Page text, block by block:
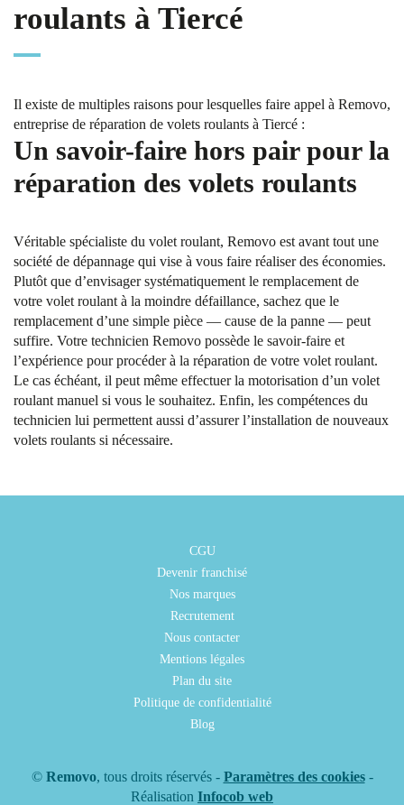
roulants à Tiercé
Il existe de multiples raisons pour lesquelles faire appel à Removo,
entreprise de réparation de volets roulants à Tiercé :
Un savoir-faire hors pair pour la
réparation des volets roulants
Véritable spécialiste du volet roulant, Removo est avant tout une
société de dépannage qui vise à vous faire réaliser des économies.
Plutôt que d’envisager systématiquement le remplacement de
votre volet roulant à la moindre défaillance, sachez que le
remplacement d’une simple pièce — cause de la panne — peut
suffire. Votre technicien Removo possède le savoir-faire et
l’expérience pour procéder à la réparation de votre volet roulant.
Le cas échéant, il peut même effectuer la motorisation d’un volet
roulant manuel si vous le souhaitez. Enfin, les compétences du
technicien lui permettent aussi d’assurer l’installation de nouveaux
volets roulants si nécessaire.
CGU
Devenir franchisé
Nos marques
Recrutement
Nous contacter
Mentions légales
Plan du site
Politique de confidentialité
Blog
© Removo, tous droits réservés - Paramètres des cookies-
Réalisation Infocob web